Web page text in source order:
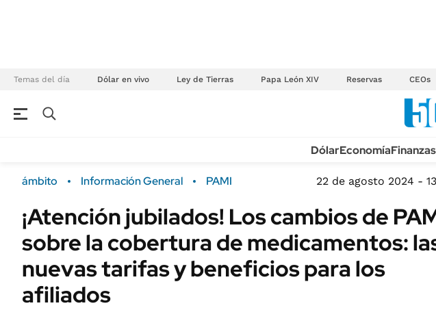
Temas del día Dólar en vivo Ley de Tierras Papa León XIV Reservas CEOs
Campo
FINANZAS
Dólar
Mercados
Sustentabilidad
POLÍTICA
TECNOLOGÍA
MÉXICO
MUNDO
INFORMACIÓN
ESPECTÁCULOS
DólarEconomíaFinanzas
ámbito Información General PAMI 22 de agosto 2024 -
¡Atención jubilados! Los cambios de
sobre la cobertura de medicamentos:
nuevas tarifas y beneficios para los
afiliados